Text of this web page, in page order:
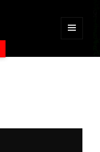
MENÜ
WIDGETS